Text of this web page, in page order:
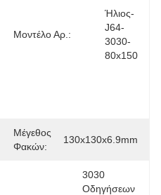
Μοντέλο Αρ.:
Ήλιος-
J64-
3030-
80x150
Μέγεθος
Φακών:
130x130x6.9mm
3030
Οδηγήσεων